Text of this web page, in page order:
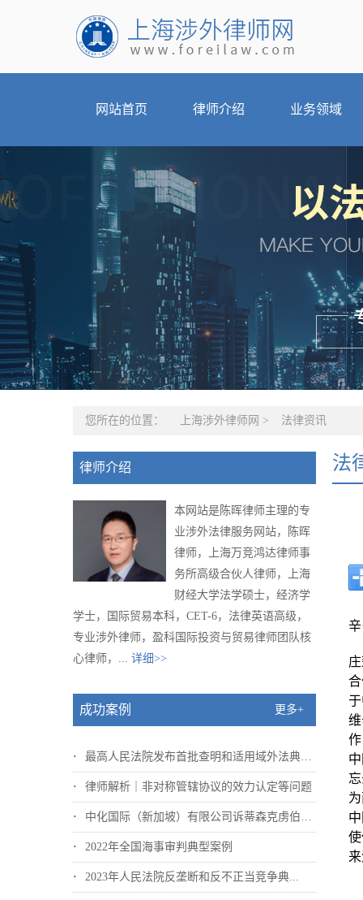
网站首页 律师介绍 业务领域
您所在的位置： 上海涉外律师网 > 法律资讯
律师介绍
本网站是陈晖律师主理的专
业涉外法律服务网站，陈晖
律师，上海万竞鸿达律师事
务所高级合伙人律师，上海
财经大学法学硕士，经济学
学士，国际贸易本科，CET-6，法律英语高级，
专业涉外律师，盈科国际投资与贸易律师团队核
心律师，... 详细>>
成功案例 更多+
最高人民法院发布首批查明和适用域外法典型...
律师解析｜非对称管辖协议的效力认定等问题
中化国际（新加坡）有限公司诉蒂森克虏伯冶...
2022年全国海事审判典型案例
2023年人民法院反垄断和反不正当竞争典...
法